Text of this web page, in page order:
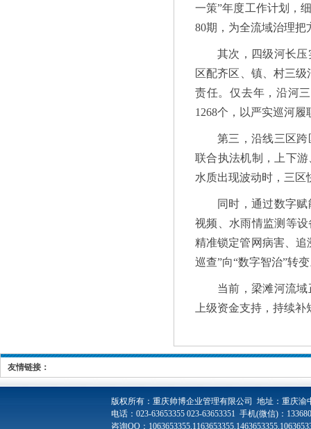
一策”年度工作计划，
80期，为全流域治理
其次，四级河长
区配齐区、镇、村三级
责任。仅去年，沿河
1268个，以严实巡河
第三，沿线三区
联合执法机制，上下
水质出现波动时，三区
同时，通过数字
视频、水雨情监测等
精准锁定管网病害、
巡查”向“数字智治”转
当前，梁滩河流
上级资金支持，持续补
友情链接：
版权所有： 重庆帅博企业管理有限公司 地址：重庆渝
电话：023-63653355 023-63653351 手机(微信)：
咨询QQ：